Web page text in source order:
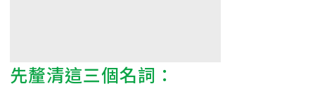
先釐清這三個名詞：